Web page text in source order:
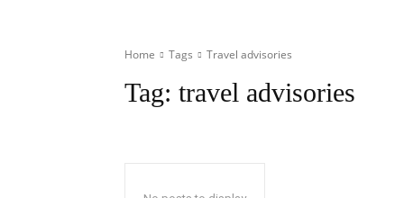
Home Tags Travel advisories
Tag: travel advisories